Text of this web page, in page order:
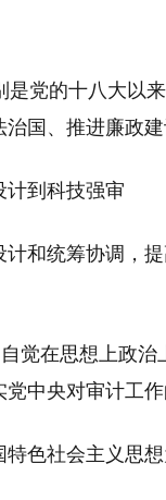
党的十八大以
国、推进廉政建
计到科技强审
和统筹协调，
觉在思想上政
中央对审计工作
色社会主义思